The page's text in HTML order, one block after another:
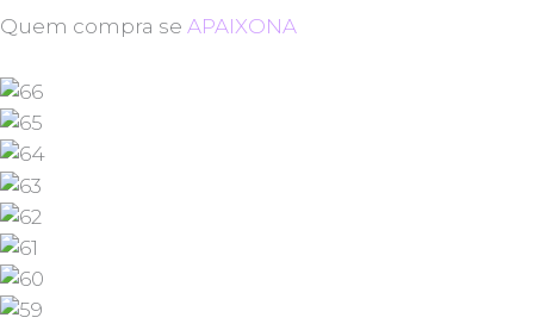
Quem compra se APAIXONA